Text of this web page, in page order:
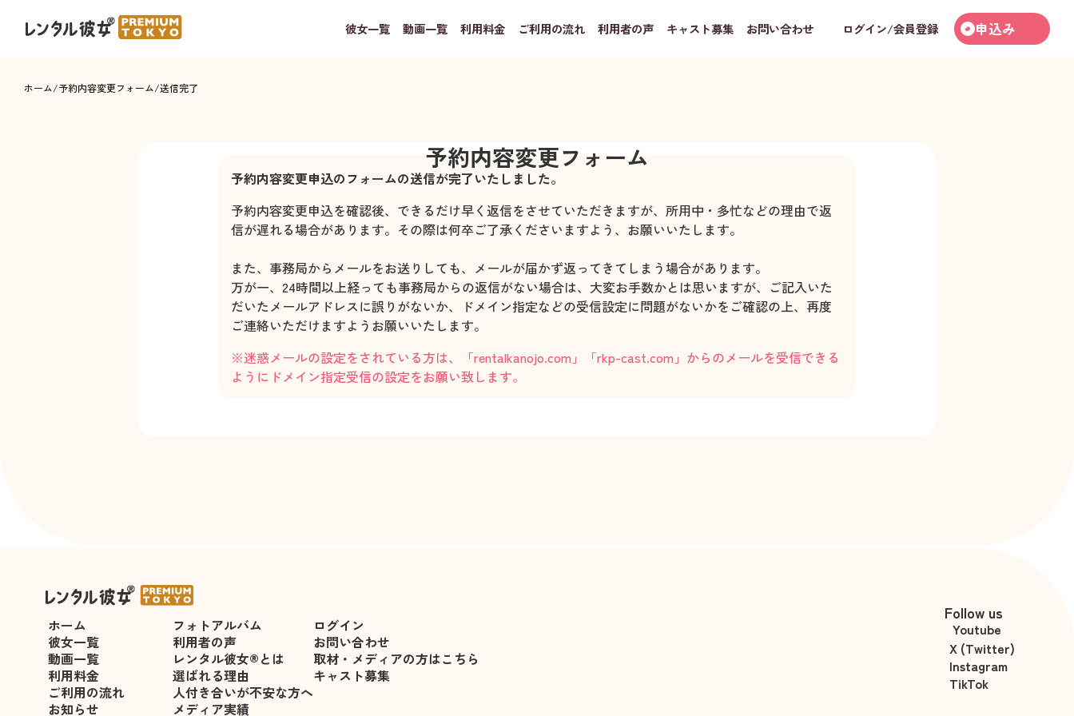
彼女一覧 動画一覧 利用料金 ご利用の流れ 利用者の声 キャスト募集 お問い合わせ ログイン/会員登録 申込み
ホーム/予約内容変更フォーム/送信完了
予約内容変更フォーム
予約内容変更申込のフォームの送信が完了いたしました。
予約内容変更申込を確認後、できるだけ早く返信をさせていただきますが、所用中・多忙などの理由で返
信が遅れる場合があります。その際は何卒ご了承くださいますよう、お願いいたします。
また、事務局からメールをお送りしても、メールが届かず返ってきてしまう場合があります。
万が一、24時間以上経っても事務局からの返信がない場合は、大変お手数かとは思いますが、ご記入いた
だいたメールアドレスに誤りがないか、ドメイン指定などの受信設定に問題がないかをご確認の上、再度
ご連絡いただけますようお願いいたします。
※迷惑メールの設定をされている方は、「rentalkanojo.com」「rkp-cast.com」からのメールを受信できる
ようにドメイン指定受信の設定をお願い致します。
ホーム
彼女一覧
動画一覧
利用料金
ご利用の流れ
お知らせ
フォトアルバム
利用者の声
レンタル彼女®とは
選ばれる理由
人付き合いが不安な方へ
メディア実績
ログイン
お問い合わせ
取材・メディアの方はこちら
キャスト募集
Follow us
Youtube
X (Twitter)
Instagram
TikTok